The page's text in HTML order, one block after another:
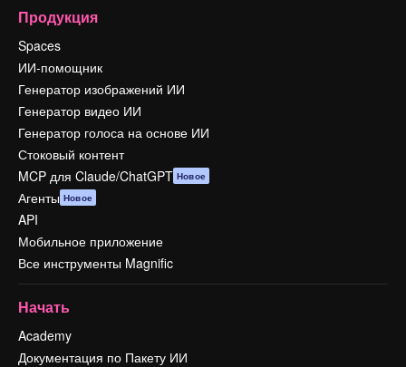
Продукция
Spaces
ИИ-помощник
Генератор изображений ИИ
Генератор видео ИИ
Генератор голоса на основе ИИ
Стоковый контент
MCP для Claude/ChatGPT Новое
Агенты Новое
API
Мобильное приложение
Все инструменты Magnific
Начать
Academy
Документация по Пакету ИИ